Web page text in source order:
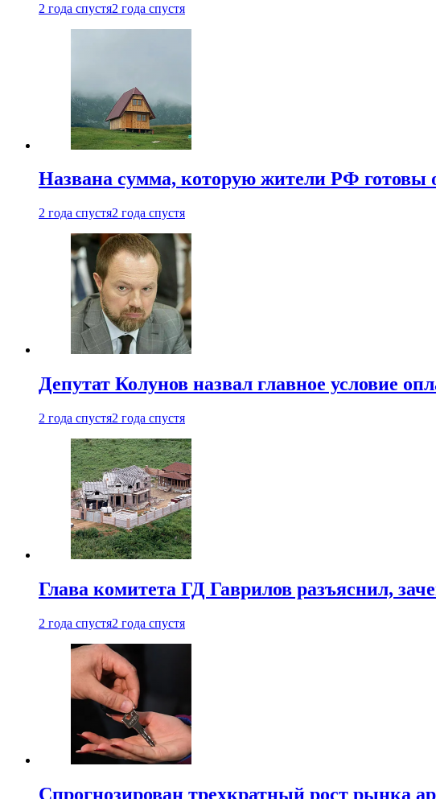
2 года спустя2 года спустя
Названа сумма, которую жители РФ готовы
2 года спустя2 года спустя
Депутат Колунов назвал главное условие
2 года спустя2 года спустя
Глава комитета ГД Гаврилов разъяснил,
2 года спустя2 года спустя
Спрогнозирован трехкратный рост рынка